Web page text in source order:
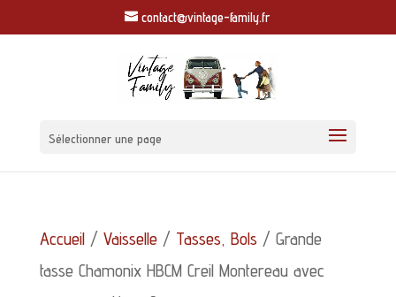
contact@vintage-family.fr
Sélectionner une page
Accueil/ Vaisselle/ Tasses, Bols / Grande
tasse Chamonix HBCM Creil Montereau avec